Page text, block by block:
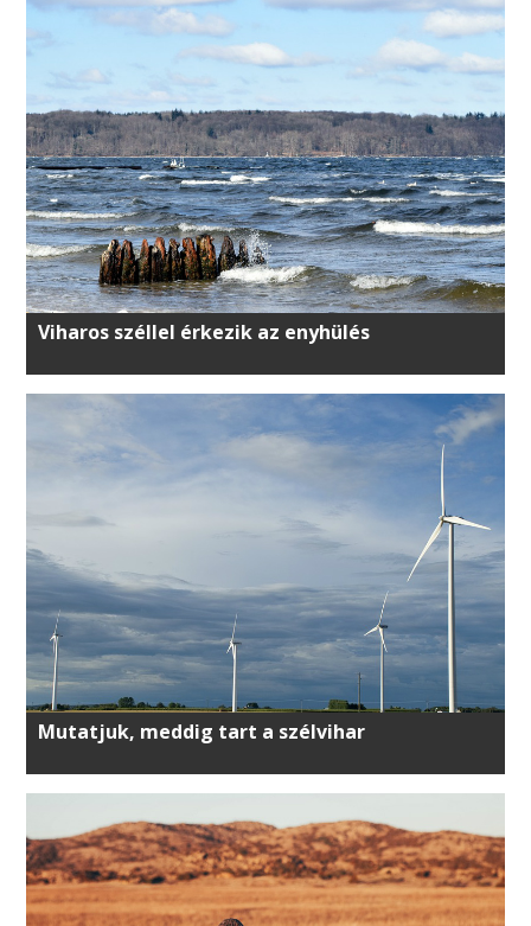
Viharos széllel érkezik az enyhülés
Mutatjuk, meddig tart a szélvihar